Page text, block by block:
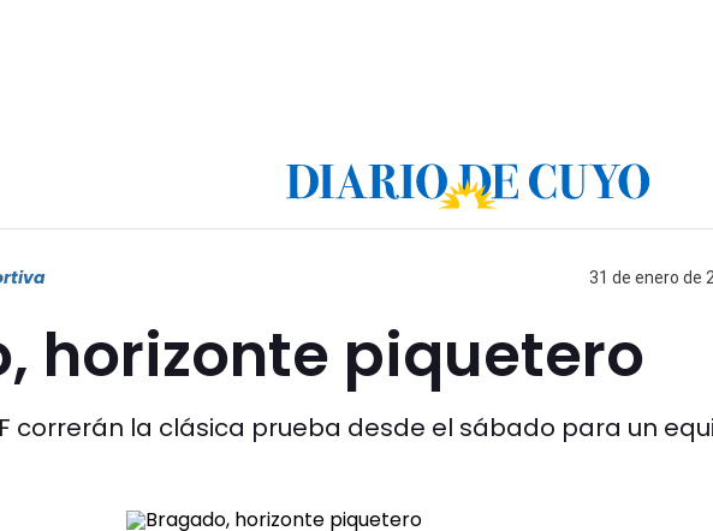
31 de enero de
horizonte piquetero
correrán la clásica prueba desde el sábado para un